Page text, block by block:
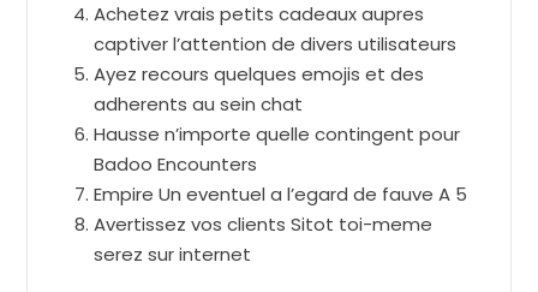
Achetez vrais petits cadeaux aupres
captiver l’attention de divers utilisateurs
Ayez recours quelques emojis et des
adherents au sein chat
Hausse n’importe quelle contingent pour
Badoo Encounters
Empire Un eventuel a l’egard de fauve A 5
Avertissez vos clients Sitot toi-meme
serez sur internet